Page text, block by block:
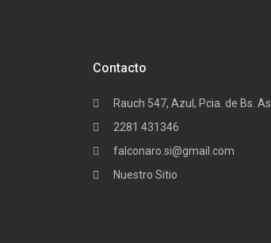
Contacto
Rauch 547, Azul, Pcia. de Bs. As.
2281 431346
falconaro.si@gmail.com
Nuestro Sitio